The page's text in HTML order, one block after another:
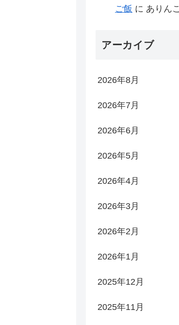
ご飯 に ありんこ
アーカイブ
2026年8月
2026年7月
2026年6月
2026年5月
2026年4月
2026年3月
2026年2月
2026年1月
2025年12月
2025年11月